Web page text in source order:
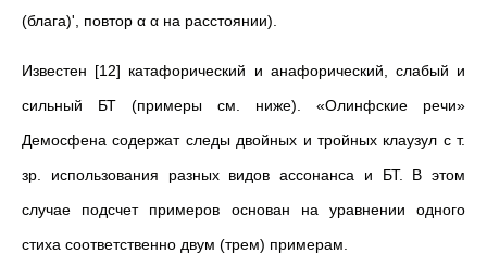
(блага)', повтор α α на расстоянии).
Известен [12] катафорический и анафорический, слабый и
сильный БТ (примеры см. ниже). «Олинфские речи»
Демосфена содержат следы двойных и тройных клаузул с т.
зр. использования разных видов ассонанса и БТ. В этом
случае подсчет примеров основан на уравнении одного
стиха соответственно двум (трем) примерам.